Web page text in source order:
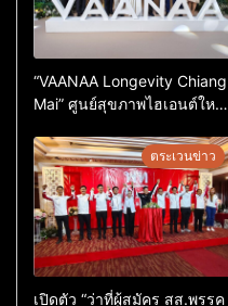
“VAANAA Longevity Chiang
Mai” ศูนย์สุขภาพไฮเอนต์ใหญ่
ตระเวนข่าว
เปิดตัว “ว่าที่ผู้สมัคร สส.พรรค